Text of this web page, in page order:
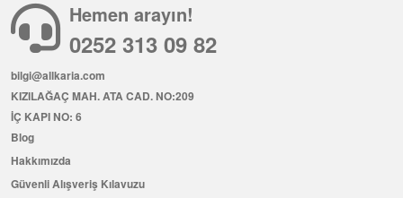
Hemen arayın!
0252 313 09 82
bilgi@allkaria.com
KIZILAĞAÇ MAH. ATA CAD. NO:209
İÇ KAPI NO: 6
Blog
Hakkımızda
Güvenli Alışveriş Kılavuzu